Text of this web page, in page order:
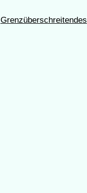
Grenzüberschreitendes